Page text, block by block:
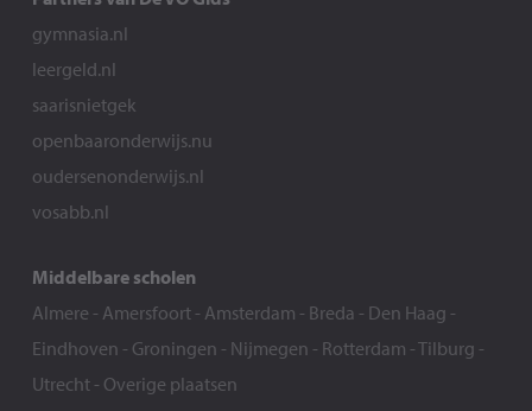
gymnasia.nl
leergeld.nl
saarisnietgek
openbaaronderwijs.nu
oudersenonderwijs.nl
vosabb.nl
Middelbare scholen
Almere - Amersfoort- Amsterdam - Breda - Den Haag -
Eindhoven - Groningen - Nijmegen - Rotterdam -Tilburg -
Utrecht- Overige plaatsen